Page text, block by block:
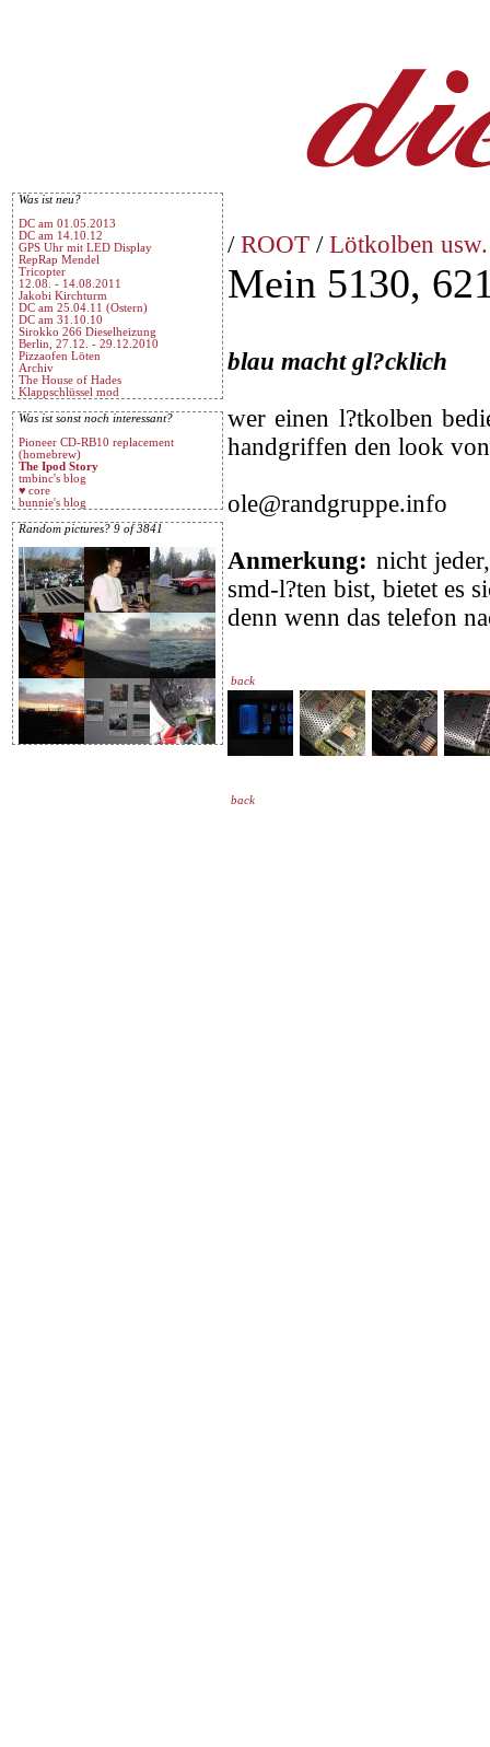
Was ist neu?
DC am 01.05.2013
DC am 14.10.12
GPS Uhr mit LED Display
RepRap Mendel
Tricopter
12.08. - 14.08.2011
Jakobi Kirchturm
DC am 25.04.11 (Ostern)
DC am 31.10.10
Sirokko 266 Dieselheizung
Berlin, 27.12. - 29.12.2010
Pizzaofen Löten
Archiv
The House of Hades
Klappschlüssel mod
Was ist sonst noch interessant?
Pioneer CD-RB10 replacement
(homebrew)
The Ipod Story
tmbinc's blog
♥ core
bunnie's blog
Random pictures? 9 of 3841
/ ROOT / Lötkolben usw.
Mein 5130,
blau macht gl?cklich
wer einen l?tkolben
handgriffen den look
ole@randgruppe.info
Anmerkung: nicht
smd-l?ten bist, bietet es
denn wenn das telefon
back
back